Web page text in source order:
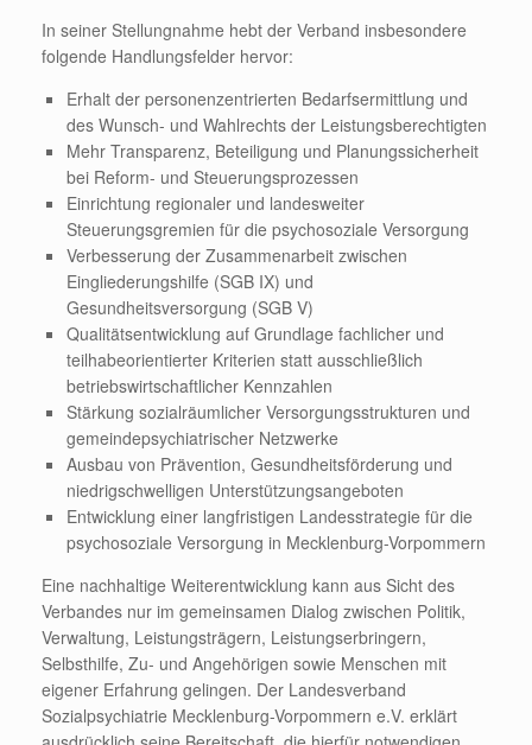
In seiner Stellungnahme hebt der Verband insbesondere
folgende Handlungsfelder hervor:
Erhalt der personenzentrierten Bedarfsermittlung und
des Wunsch- und Wahlrechts der Leistungsberechtigten
Mehr Transparenz, Beteiligung und Planungssicherheit
bei Reform- und Steuerungsprozessen
Einrichtung regionaler und landesweiter
Steuerungsgremien für die psychosoziale Versorgung
Verbesserung der Zusammenarbeit zwischen
Eingliederungshilfe (SGB IX) und
Gesundheitsversorgung (SGB V)
Qualitätsentwicklung auf Grundlage fachlicher und
teilhabeorientierter Kriterien statt ausschließlich
betriebswirtschaftlicher Kennzahlen
Stärkung sozialräumlicher Versorgungsstrukturen und
gemeindepsychiatrischer Netzwerke
Ausbau von Prävention, Gesundheitsförderung und
niedrigschwelligen Unterstützungsangeboten
Entwicklung einer langfristigen Landesstrategie für die
psychosoziale Versorgung in Mecklenburg-Vorpommern
Eine nachhaltige Weiterentwicklung kann aus Sicht des
Verbandes nur im gemeinsamen Dialog zwischen Politik,
Verwaltung, Leistungsträgern, Leistungserbringern,
Selbsthilfe, Zu- und Angehörigen sowie Menschen mit
eigener Erfahrung gelingen. Der Landesverband
Sozialpsychiatrie Mecklenburg-Vorpommern e.V. erklärt